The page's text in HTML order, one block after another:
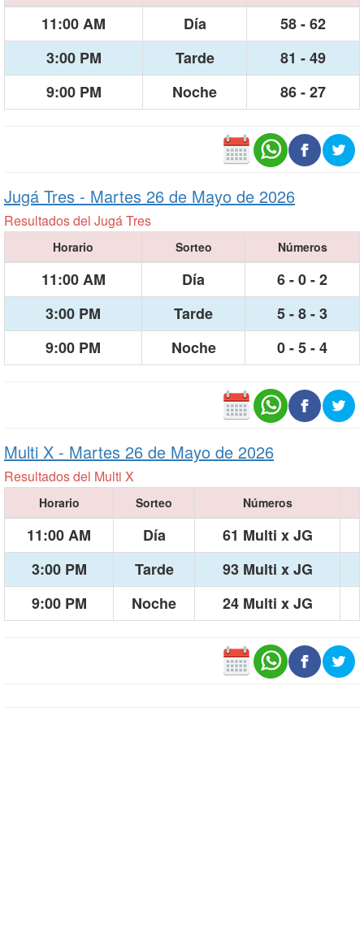
11:00 AM Día
58 - 62
3:00 PM
Tarde
81 - 49
9:00 PM
Noche 86 - 27
Jugá Tres - Martes 26 de Mayo de 2026
Resultados del Jugá Tres
Horario Sorteo Números
11:00 AM Día
6 - 0 - 2
3:00 PM
Tarde
5 - 8 - 3
9:00 PM
Noche 0 - 5 - 4
Multi X - Martes 26 de Mayo de 2026
Resultados del Multi X
Horario Sorteo Números
11:00 AM Día
61 Multi x JG
3:00 PM
Tarde
93 Multi x JG
9:00 PM
Noche 24 Multi x JG